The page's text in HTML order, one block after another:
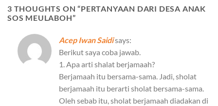
3 THOUGHTS ON “PERTANYAAN DARI DESA ANAK
SOS MEULABOH”
Acep Iwan Saidisays:
Berikut saya coba jawab.
1. Apa arti shalat berjamaah?
Berjamaah itu bersama-sama. Jadi, sholat
berjamaah itu berarti sholat bersama-sama.
Oleh sebab itu, sholat berjamaah diadakan di